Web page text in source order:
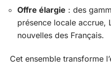
Offre élargie : des
présence locale accrue,
nouvelles des Français.
Cet ensemble transforme